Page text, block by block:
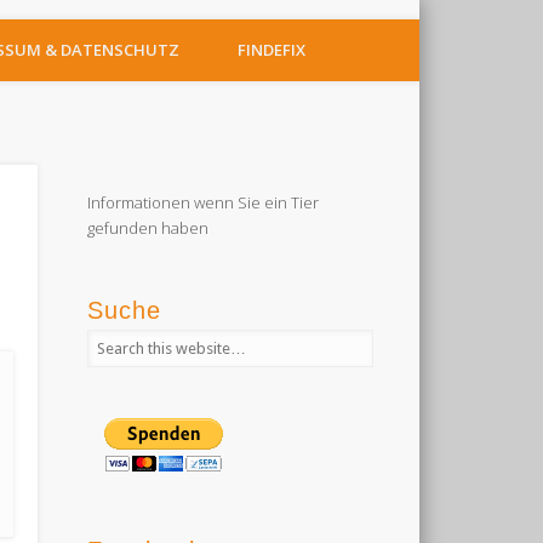
& DATENSCHUTZ FINDEFIX
Informationen wenn Sie ein Tier
gefunden haben
Suche